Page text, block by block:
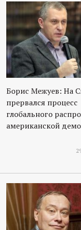
Борис Межуев: На
прервался процесс
глобального
американской